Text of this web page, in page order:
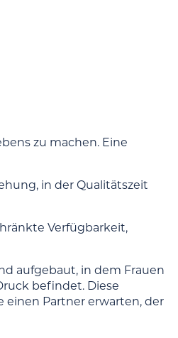
zu machen. Eine
in der Qualitätszeit
Verfügbarkeit,
aufgebaut, in dem Frauen
befindet. Diese
Partner erwarten, der